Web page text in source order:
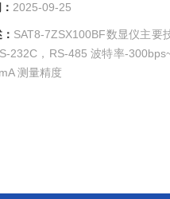
2025-09-25
SAT8-7ZSX100BF数显仪主要
232C，RS-485 波特率-
测量精度